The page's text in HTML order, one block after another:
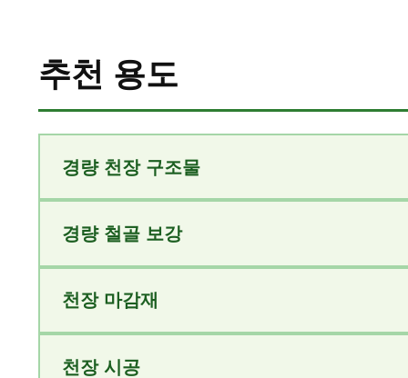
추천 용도
경량 천장 구조물
경량 철골 보강
천장 마감재
천장 시공